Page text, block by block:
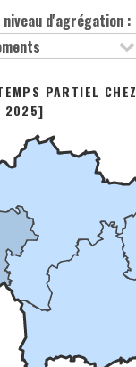
d'agrégation :
PARTIEL
2025]